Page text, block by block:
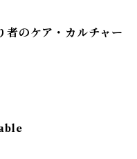
者のケア・カルチャー